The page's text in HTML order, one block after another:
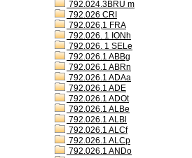
792.024.3BRU m
792.026 CRI
792.026,1 FRA
792.026. 1 IONh
792.026. 1 SELe
792.026.1 ABBg
792.026.1 ABRn
792.026.1 ADAa
792.026.1 ADE
792.026.1 ADOt
792.026.1 ALBe
792.026.1 ALBl
792.026.1 ALCf
792.026.1 ALCp
792.026.1 ANDo